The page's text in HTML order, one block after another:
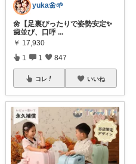
yuka🌼🌱‬‪
🌼【足裏ぴったりで姿勢安定✨️
歯並び、口呼 ...
￥ 17,930
1 1 847
コレ いいね